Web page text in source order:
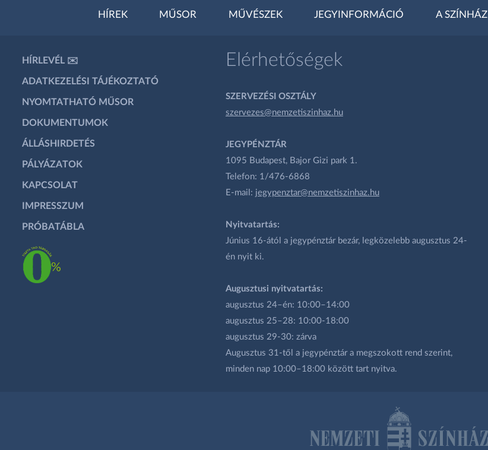
HÍREK MŰSOR MŰVÉSZEK JEGYINFORMÁCIÓ A SZÍNHÁZ
HÍRLEVÉL ✉️
ADATKEZELÉSI TÁJÉKOZTATÓ
NYOMTATHATÓ MŰSOR
DOKUMENTUMOK
ÁLLÁSHIRDETÉS
PÁLYÁZATOK
KAPCSOLAT
IMPRESSZUM
PRÓBATÁBLA
Elérhetőségek
SZERVEZÉSI OSZTÁLY
szervezes@nemzetiszinhaz.hu
JEGYPÉNZTÁR
1095 Budapest, Bajor Gizi park 1.
Telefon: 1/476-6868
E-mail: jegypenztar@nemzetiszinhaz.hu
Nyitvatartás:
Június 16-ától a jegypénztár bezár, legközelebb augusztus 24-
én nyit ki.
Augusztusi nyitvatartás:
augusztus 24–én: 10:00–14:00
augusztus 25–28: 10:00-18:00
augusztus 29-30: zárva
Augusztus 31-től a jegypénztár a megszokott rend szerint,
minden nap 10:00–18:00 között tart nyitva.